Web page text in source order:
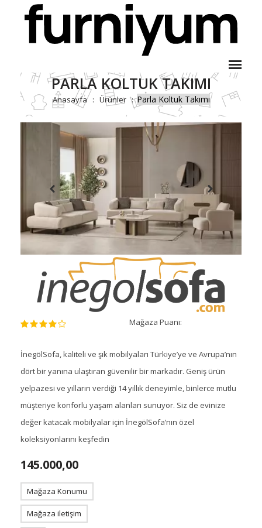
PARLA KOLTUK TAKIMI
Anasayfa Ürünler Parla Koltuk Takımı
Mağaza Puanı:
İnegölSofa, kaliteli ve şık mobilyaları Türkiye’ye ve Avrupa’nın
dört bir yanına ulaştıran güvenilir bir markadır. Geniş ürün
yelpazesi ve yılların verdiği 14 yıllık deneyimle, binlerce mutlu
müşteriye konforlu yaşam alanları sunuyor. Siz de evinize
değer katacak mobilyalar için İnegölSofa’nın özel
koleksiyonlarını keşfedin
145.000,00
Mağaza Konumu
Mağaza iletişim